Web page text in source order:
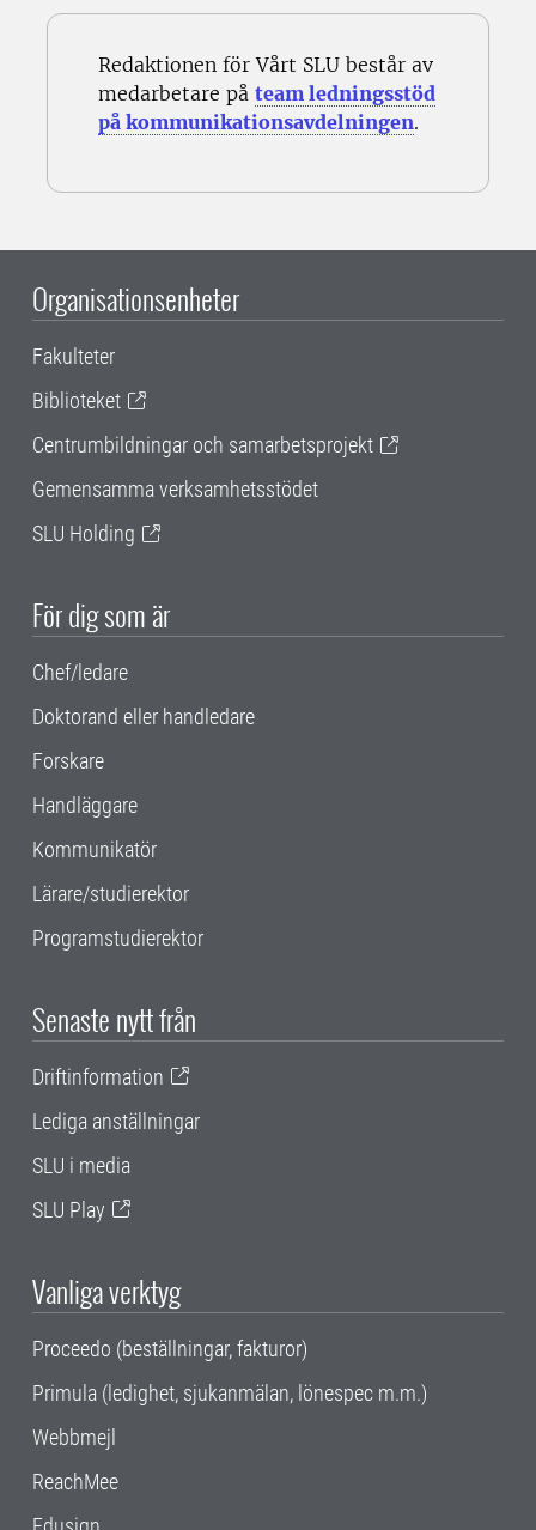
Redaktionen för Vårt SLU består av
medarbetare på team ledningsstöd
på kommunikationsavdelningen.
Organisationsenheter
Fakulteter
Biblioteket
Centrumbildningar och samarbetsprojekt
Gemensamma verksamhetsstödet
SLU Holding
För dig som är
Chef/ledare
Doktorand eller handledare
Forskare
Handläggare
Kommunikatör
Lärare/studierektor
Programstudierektor
Senaste nytt från
Driftinformation
Lediga anställningar
SLU i media
SLU Play
Vanliga verktyg
Proceedo (beställningar, fakturor)
Primula (ledighet, sjukanmälan, lönespec m.m.)
Webbmejl
ReachMee